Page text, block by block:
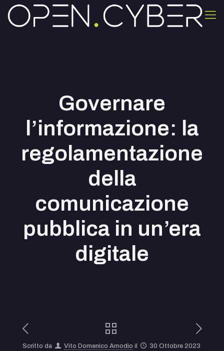
Governare
l’informazione: la
regolamentazione
della
comunicazione
pubblica in un’era
digitale
Scritto da Vito Domenico Amodio il 30 Ottobre 2023